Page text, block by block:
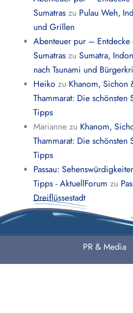
Sumatraszu Pulau Weh,
und Grillen
Abenteuer pur –
Sumatraszu Sumatra,
nach Tsunami und
Heiko zu Khanom, Sichon
Thammarat: Die schönsten
Tipps
Mariannezu Khanom,
Thammarat: Die schönsten
Tipps
Passau:
Tipps - AktuellForum zu
Dreiflüssestadt
PR & Media